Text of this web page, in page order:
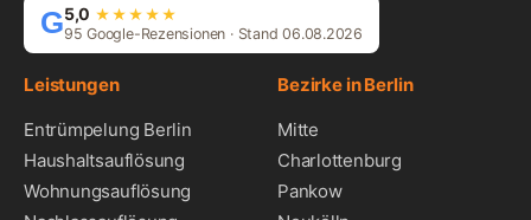
G5,0 ★★★★★
95 Google-Rezensionen · Stand 06.08.2026
Leistungen
Entrümpelung Berlin
Haushaltsauflösung
Wohnungsauflösung
Bezirke in Berlin
Mitte
Charlottenburg
Pankow